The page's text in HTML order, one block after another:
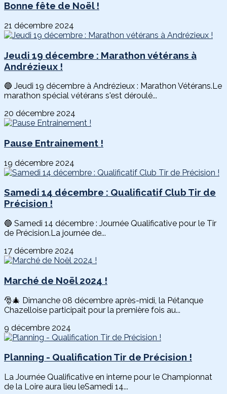
Bonne fête de Noël !
21 décembre 2024
Jeudi 19 décembre : Marathon vétérans à
Andrézieux !
🔵 Jeudi 19 décembre à Andrézieux : Marathon Vétérans.Le
marathon spécial vétérans s'est déroulé...
20 décembre 2024
Pause Entrainement !
19 décembre 2024
Samedi 14 décembre : Qualificatif Club Tir de
Précision !
🔵 Samedi 14 décembre : Journée Qualificative pour le Tir
de Précision.La journée de...
17 décembre 2024
Marché de Noël 2024 !
🎅🎄 Dimanche 08 décembre après-midi, la Pétanque
Chazelloise participait pour la première fois au...
9 décembre 2024
Planning - Qualification Tir de Précision !
La Journée Qualificative en interne pour le Championnat
de la Loire aura lieu leSamedi 14...